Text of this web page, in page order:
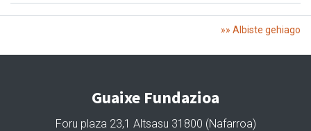
»» Albiste gehiago
Guaixe Fundazioa
Foru plaza 23,1 Altsasu 31800 (Nafarroa)